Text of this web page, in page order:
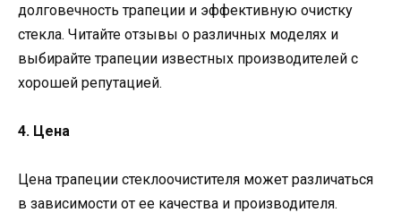
долговечность трапеции и эффективную очистку
стекла. Читайте отзывы о различных моделях и
выбирайте трапеции известных производителей с
хорошей репутацией.
4. Цена
Цена трапеции стеклоочистителя может различаться
в зависимости от ее качества и производителя.